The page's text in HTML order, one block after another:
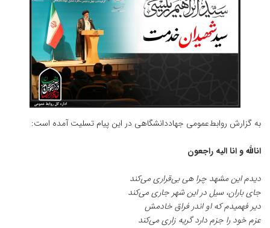
به گزارش روابط‌عمومی جهاددانشگاهی در این پیام تسلیت آمده است:
انالله و انا الیه راجعون
دیدم این مشهد چرا هی‌ بی‌قراری می‌کند
جای باران، سیل در این شهر جاری می‌کند
‌دیر فهمیدم که او اندر فراق خادمش
عزم خود را جزم دارد گریه زاری می‌کند